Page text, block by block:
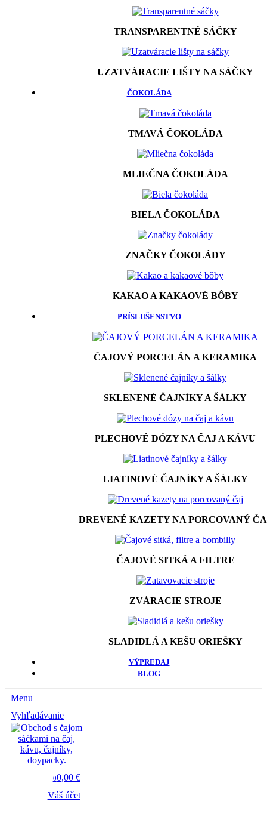
TRANSPARENTNÉ SÁČKY
UZATVÁRACIE LIŠTY NA SÁČKY
ČOKOLÁDA
TMAVÁ ČOKOLÁDA
MLIEČNA ČOKOLÁDA
BIELA ČOKOLÁDA
ZNAČKY ČOKOLÁDY
KAKAO A KAKAOVÉ BÔBY
PRÍSLUŠENSTVO
ČAJOVÝ PORCELÁN A KERAMIKA
SKLENENÉ ČAJNÍKY A ŠÁLKY
PLECHOVÉ DÓZY NA ČAJ A KÁVU
LIATINOVÉ ČAJNÍKY A ŠÁLKY
DREVENÉ KAZETY NA PORCOVANÝ
ČAJOVÉ SITKÁ A FILTRE
ZVÁRACIE STROJE
SLADIDLÁ A KEŠU ORIEŠKY
VÝPREDAJ
BLOG
Menu
Vyhľadávanie
00,00 €
Váš účet